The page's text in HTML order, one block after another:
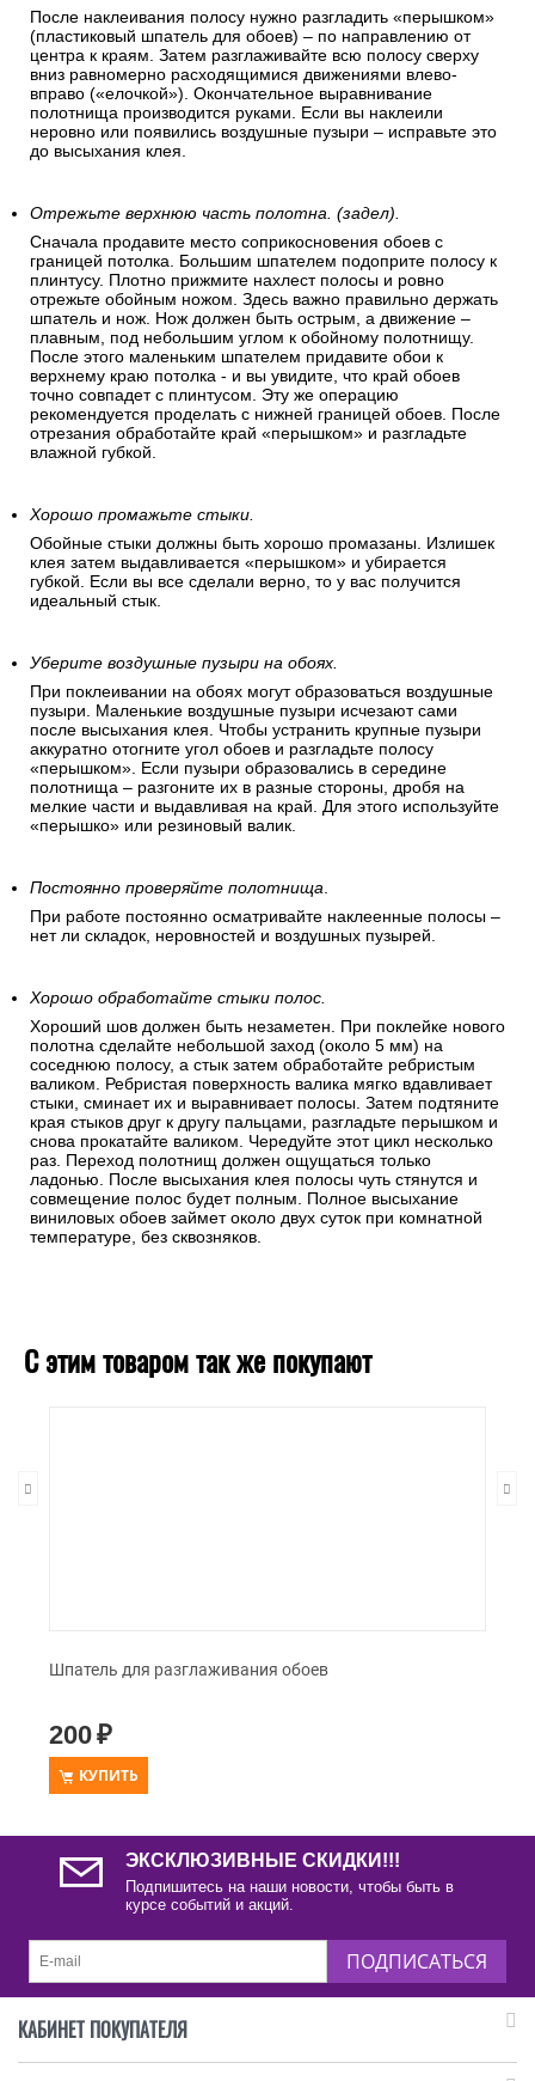
После наклеивания полосу нужно разгладить «перышком»
(пластиковый шпатель для обоев) – по направлению от
центра к краям. Затем разглаживайте всю полосу сверху
вниз равномерно расходящимися движениями влево-
вправо («елочкой»). Окончательное выравнивание
полотнища производится руками. Если вы наклеили
неровно или появились воздушные пузыри – исправьте это
до высыхания клея.
Отрежьте верхнюю часть полотна. (задел).
Сначала продавите место соприкосновения обоев с
границей потолка. Большим шпателем подоприте полосу к
плинтусу. Плотно прижмите нахлест полосы и ровно
отрежьте обойным ножом. Здесь важно правильно держать
шпатель и нож. Нож должен быть острым, а движение –
плавным, под небольшим углом к обойному полотнищу.
После этого маленьким шпателем придавите обои к
верхнему краю потолка - и вы увидите, что край обоев
точно совпадет с плинтусом. Эту же операцию
рекомендуется проделать с нижней границей обоев. После
отрезания обработайте край «перышком» и разгладьте
влажной губкой.
Хорошо промажьте стыки.
Обойные стыки должны быть хорошо промазаны. Излишек
клея затем выдавливается «перышком» и убирается
губкой. Если вы все сделали верно, то у вас получится
идеальный стык.
Уберите воздушные пузыри на обоях.
При поклеивании на обоях могут образоваться воздушные
пузыри. Маленькие воздушные пузыри исчезают сами
после высыхания клея. Чтобы устранить крупные пузыри
аккуратно отогните угол обоев и разгладьте полосу
«перышком». Если пузыри образовались в середине
полотнища – разгоните их в разные стороны, дробя на
мелкие части и выдавливая на край. Для этого используйте
«перышко» или резиновый валик.
Постоянно проверяйте полотнища.
При работе постоянно осматривайте наклеенные полосы –
нет ли складок, неровностей и воздушных пузырей.
Хорошо обработайте стыки полос.
Хороший шов должен быть незаметен. При поклейке нового
полотна сделайте небольшой заход (около 5 мм) на
соседнюю полосу, а стык затем обработайте ребристым
валиком. Ребристая поверхность валика мягко вдавливает
стыки, сминает их и выравнивает полосы. Затем подтяните
края стыков друг к другу пальцами, разгладьте перышком и
снова прокатайте валиком. Чередуйте этот цикл несколько
раз. Переход полотнищ должен ощущаться только
ладонью. После высыхания клея полосы чуть стянутся и
совмещение полос будет полным. Полное высыхание
виниловых обоев займет около двух суток при комнатной
температуре, без сквозняков.
С этим товаром так же покупают
Шпатель для разглаживания обоев
200₽
КУПИТЬ
ЭКСКЛЮЗИВНЫЕ СКИДКИ!!!
Подпишитесь на наши новости, чтобы быть в
курсе событий и акций.
ПОДПИСАТЬСЯ
КАБИНЕТ ПОКУПАТЕЛЯ